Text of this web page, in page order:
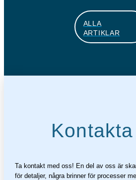
ALLA
ARTIKLAR
Ta kontakt med oss! En del av oss är
för detaljer, några brinner för processer